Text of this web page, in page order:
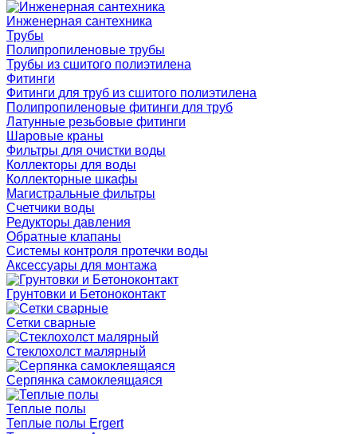
Инженерная сантехника
Трубы
Полипропиленовые трубы
Трубы из сшитого полиэтилена
Фитинги
Фитинги для труб из сшитого полиэтилена
Полипропиленовые фитинги для труб
Латунные резьбовые фитинги
Шаровые краны
Фильтры для очистки воды
Коллекторы для воды
Коллекторные шкафы
Магистральные фильтры
Счетчики воды
Редукторы давления
Обратные клапаны
Системы контроля протечки воды
Аксессуары для монтажа
Грунтовки и Бетоноконтакт
Сетки сварные
Cтеклохолст малярный
Серпянка самоклеящаяся
Теплые полы
Теплые полы Ergert